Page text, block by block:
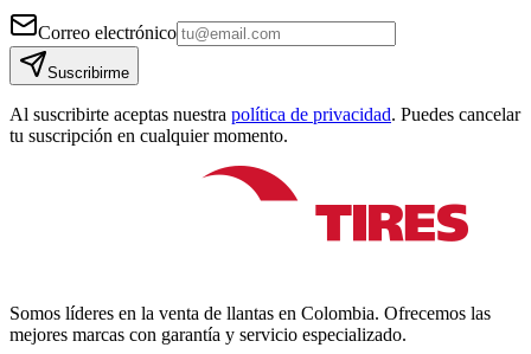
Correo electrónico
Suscribirme
Al suscribirte aceptas nuestra política de privacidad. Puedes cancelar
tu suscripción en cualquier momento.
Somos líderes en la venta de llantas en Colombia. Ofrecemos las
mejores marcas con garantía y servicio especializado.